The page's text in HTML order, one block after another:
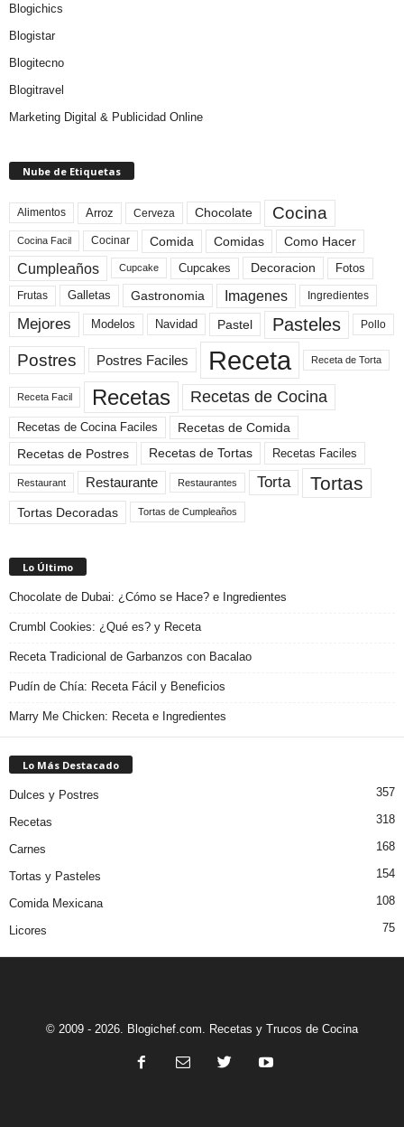
Blogichics
Blogistar
Blogitecno
Blogitravel
Marketing Digital & Publicidad Online
Nube de Etiquetas
Alimentos Arroz Cerveza Chocolate Cocina
Cocina Facil Cocinar Comida Comidas Como Hacer
Cumpleaños Cupcake Cupcakes Decoracion Fotos
Frutas Galletas Gastronomia Imagenes Ingredientes
Mejores Modelos Navidad Pastel Pasteles Pollo
Postres Postres Faciles Receta Receta de Torta
Receta Facil Recetas Recetas de Cocina
Recetas de Cocina Faciles
Recetas de Comida
Recetas de Postres
Recetas de Tortas Recetas Faciles
Restaurant Restaurante Restaurantes Torta Tortas
Tortas Decoradas Tortas de Cumpleaños
Lo Último
Chocolate de Dubai: ¿Cómo se Hace? e Ingredientes
Crumbl Cookies: ¿Qué es? y Receta
Receta Tradicional de Garbanzos con Bacalao
Pudín de Chía: Receta Fácil y Beneficios
Marry Me Chicken: Receta e Ingredientes
Lo Más Destacado
Dulces y Postres 357
Recetas 318
Carnes 168
Tortas y Pasteles 154
Comida Mexicana 108
Licores 75
© 2009 - 2026. Blogichef.com. Recetas y Trucos de Cocina